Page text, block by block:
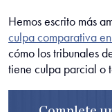
Hemos escrito más
culpa comparativa
cómo los tribunales
tiene culpa parcial o